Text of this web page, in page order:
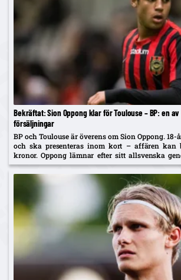
Bekräftat: Sion Oppong klar för Toulouse – BP: en
försäljningar
BP och Toulouse är överens om Sion Oppong.
och ska presenteras inom kort – affären kan
kronor. Oppong lämnar efter sitt allsvenska
som började i BP som fyraåring.